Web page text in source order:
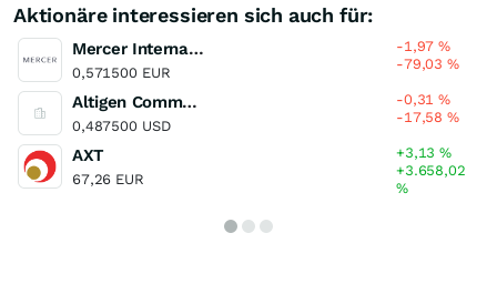
Aktionäre interessieren sich auch für:
Mercer International
0,571500 EUR
-1,97%
-79,03%
Altigen Communications
0,487500 USD
-0,31%
-17,58%
AXT
67,26 EUR
+3,13%
+3.658,02
%